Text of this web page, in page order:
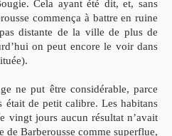
Cela ayant été dit, et, sans
commença à battre en ruine
distante de la ville de plus de
on peut encore le voir dans
ne put être considérable, parce
était de petit calibre. Les habitans
vingt jours aucun résultat n’avait
de Barberousse comme superflue,